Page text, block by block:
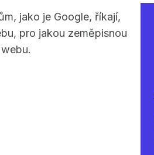
jako je Google, říkají,
pro jakou zeměpisnou